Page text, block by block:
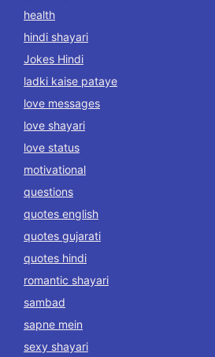
health
hindi shayari
Jokes Hindi
ladki kaise pataye
love messages
love shayari
love status
motivational
questions
quotes english
quotes gujarati
quotes hindi
romantic shayari
sambad
sapne mein
sexy shayari